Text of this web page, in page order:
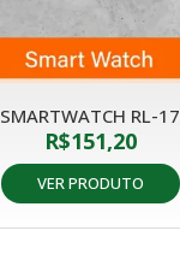
SMARTWATCH RL-17
R$151,20
VER PRODUTO